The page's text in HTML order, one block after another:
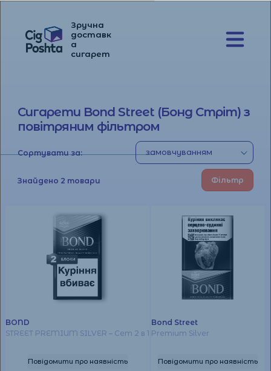
Зручна
доставк
а
сигарет
Перейти
Перейти
Сигарети Bond Street (Бонд Стріт) з
повітряним фільтром
Знайдено 2 товари
Сортувати за:
Фільтр
BOND
STREET PREMIUM SILVER – Сет 2 в 1
Повідомити про наявність
Bond Street
Premium Silver
Повідомити про наявність